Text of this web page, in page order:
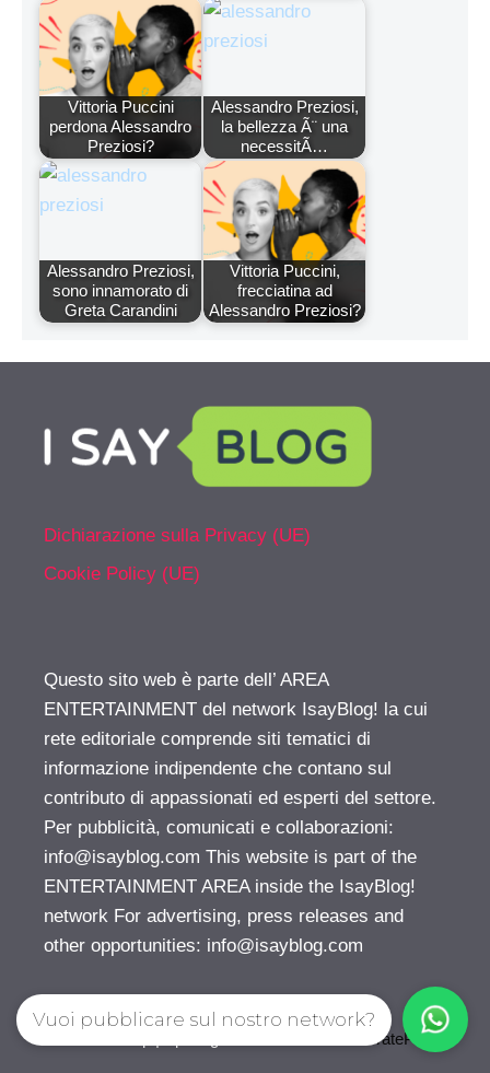
Vittoria Puccini
perdona Alessandro
Preziosi?
Alessandro Preziosi,
la bellezza Ã¨ una
necessitÃ…
Alessandro Preziosi,
sono innamorato di
Greta Carandini
Vittoria Puccini,
frecciatina ad
Alessandro Preziosi?
Dichiarazione sulla Privacy (UE)
Cookie Policy (UE)
Questo sito web è parte dell’ AREA
ENTERTAINMENT del network IsayBlog! la cui
rete editoriale comprende siti tematici di
informazione indipendente che contano sul
contributo di appassionati ed esperti del settore.
Per pubblicità, comunicati e collaborazioni:
info@isayblog.com This website is part of the
ENTERTAINMENT AREA inside the IsayBlog!
network For advertising, press releases and
other opportunities: info@isayblog.com
GeneratePress
Vuoi pubblicare sul nostro network?